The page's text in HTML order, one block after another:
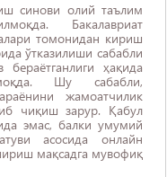
синови олий таълим
Бакалавриат
томонидан кириш
ўтказилиши сабабли
ҳақида
Шу сабабли,
жамоатчилик
чиқиш зарур. Қабул
эмас, балки умумий
асосида онлайн
мақсадга мувофиқ